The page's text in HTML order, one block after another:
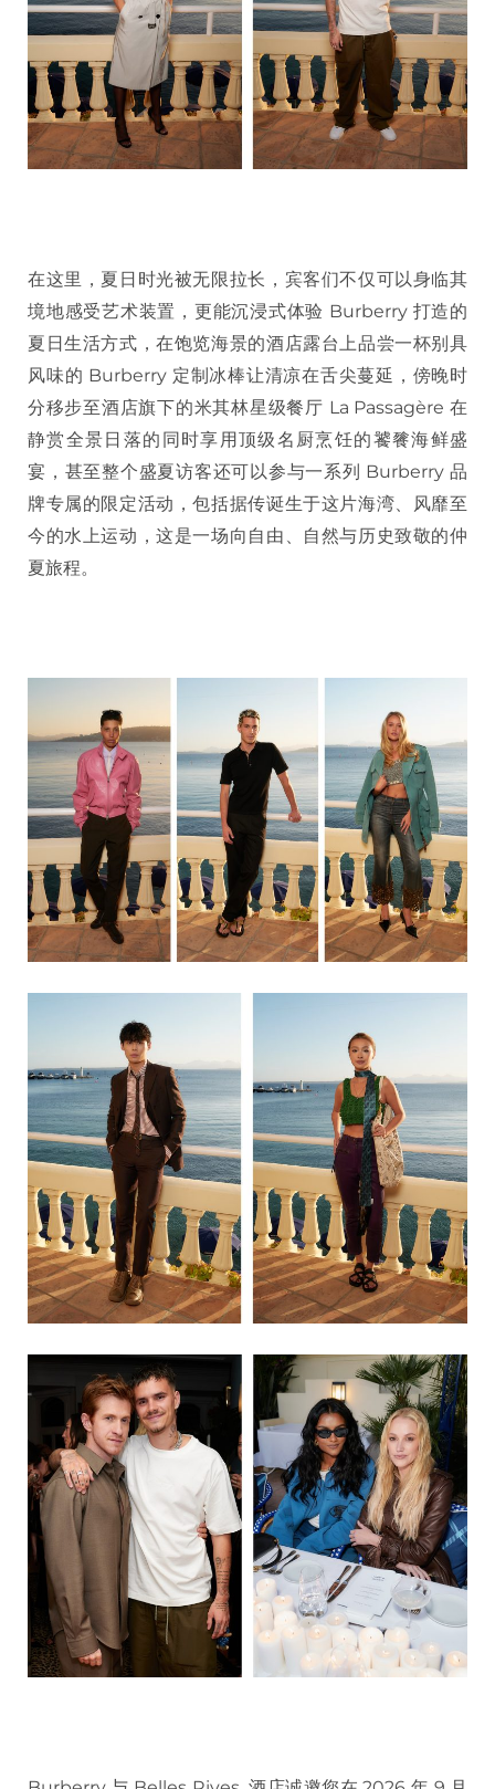
在这里，夏日时光被无限拉长，宾客们不仅可以身临其
境地感受艺术装置，更能沉浸式体验 Burberry 打造的
夏日生活方式，在饱览海景的酒店露台上品尝一杯别具
风味的 Burberry 定制冰棒让清凉在舌尖蔓延，傍晚时
分移步至酒店旗下的米其林星级餐厅 La Passagère 在
静赏全景日落的同时享用顶级名厨烹饪的饕餮海鲜盛
宴，甚至整个盛夏访客还可以参与一系列 Burberry 品
牌专属的限定活动，包括据传诞生于这片海湾、风靡至
今的水上运动，这是一场向自由、自然与历史致敬的仲
夏旅程。